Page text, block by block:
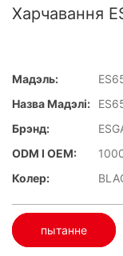
Харчавання
Мадэль:
Назва Мадэлі:
Брэнд:
ODM І OEM:
Колер:
пытанне